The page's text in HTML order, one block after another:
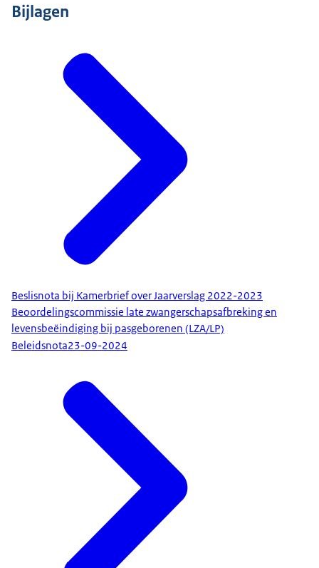
Bijlagen
Beslisnota bij Kamerbrief over Jaarverslag 2022-2023
Beoordelingscommissie late zwangerschapsafbreking en
levensbeëindiging bij pasgeborenen (LZA/LP)
Beleidsnota23-09-2024